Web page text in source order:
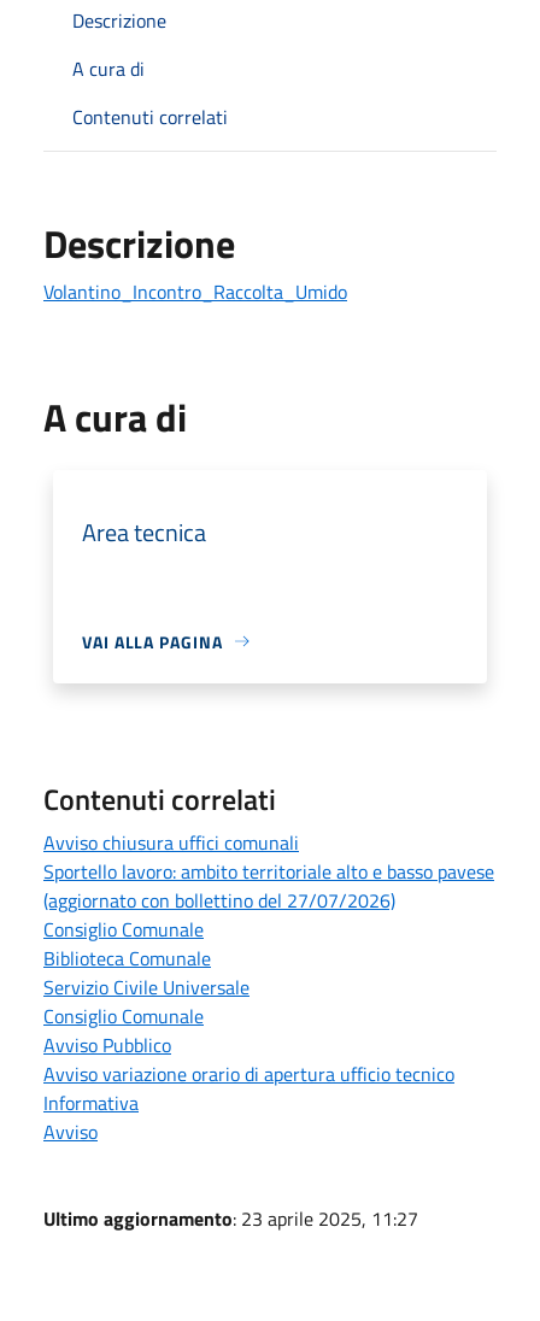
Descrizione
A cura di
Contenuti correlati
Descrizione
Volantino_Incontro_Raccolta_Umido
A cura di
Area tecnica
VAI ALLA PAGINA
Contenuti correlati
Avviso chiusura uffici comunali
Sportello lavoro: ambito territoriale alto e basso pavese
(aggiornato con bollettino del 27/07/2026)
Consiglio Comunale
Biblioteca Comunale
Servizio Civile Universale
Consiglio Comunale
Avviso Pubblico
Avviso variazione orario di apertura ufficio tecnico
Informativa
Avviso
Ultimo aggiornamento: 23 aprile 2025, 11:27